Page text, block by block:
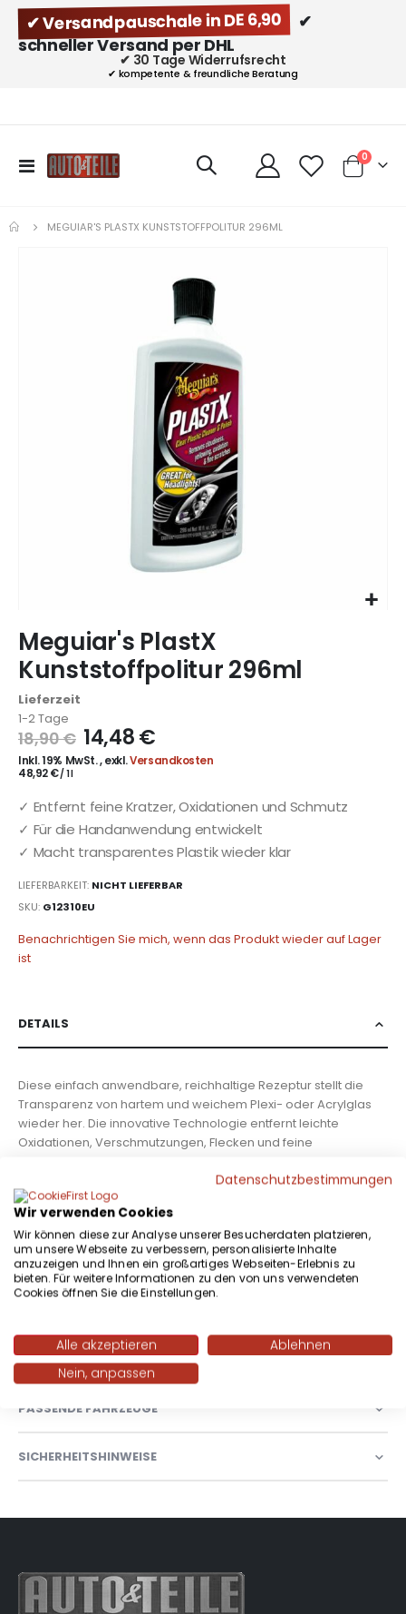
✔ Versandpauschale in DE 6,90
✔
schneller Versand per DHL
✔ 30 Tage Widerrufsrecht
✔ kompetente & freundliche Beratung
Navigation
umschalten
Cart
0Artikel
MEGUIAR'S PLASTX KUNSTSTOFFPOLITUR 296ML
Anfang
der
Bildgalerie
springen
Meguiar's PlastX
Kunststoffpolitur 296ml
Lieferzeit
1-2 Tage
18,90 € 14,48 €
Inkl. 19% MwSt.,exkl.Versandkosten
48,92 €/ 1 l
✓ Entfernt feine Kratzer, Oxidationen und Schmutz
✓ Für die Handanwendung entwickelt
✓ Macht transparentes Plastik wieder klar
LIEFERBARKEIT: NICHT LIEFERBAR
SKU G12310EU
Benachrichtigen Sie mich, wenn das Produkt wieder auf Lager
ist
DETAILS
Diese einfach anwendbare, reichhaltige Rezeptur stellt die
Transparenz von hartem und weichem Plexi- oder Acrylglas
wieder her. Die innovative Technologie entfernt leichte
Oxidationen, Verschmutzungen, Flecken und feine
Aufbereitung von ermatteten Cabriolet
Kunsstoffheckscheiben! ✓ Entfernt feine Kratzer, Oxidationen
und Schmutz✓ Für die Handanwendung entwickelt✓ Macht
transparentes Plastik wieder klar Lernen Sie die Produktwelt
von Meguiar’s kennen und sehen Sie, warum Autofans weltweit
für die perfekte Pflege Ihres Autos ausschließlich auf Meguiar’s
vertrauen. Beratung und Hilfe ist selbstverständlich. ✓täglicher
WEITERE INFORMATIONEN
PASSENDE FAHRZEUGE
SICHERHEITSHINWEISE
Datenschutzbestimmungen
Wir verwenden Cookies
Wir können diese zur Analyse unserer Besucherdaten platzieren,
um unsere Webseite zu verbessern, personalisierte Inhalte
anzuzeigen und Ihnen ein großartiges Webseiten-Erlebnis zu
bieten. Für weitere Informationen zu den von uns verwendeten
Cookies öffnen Sie die Einstellungen.
Alle akzeptieren
Ablehnen
Nein, anpassen